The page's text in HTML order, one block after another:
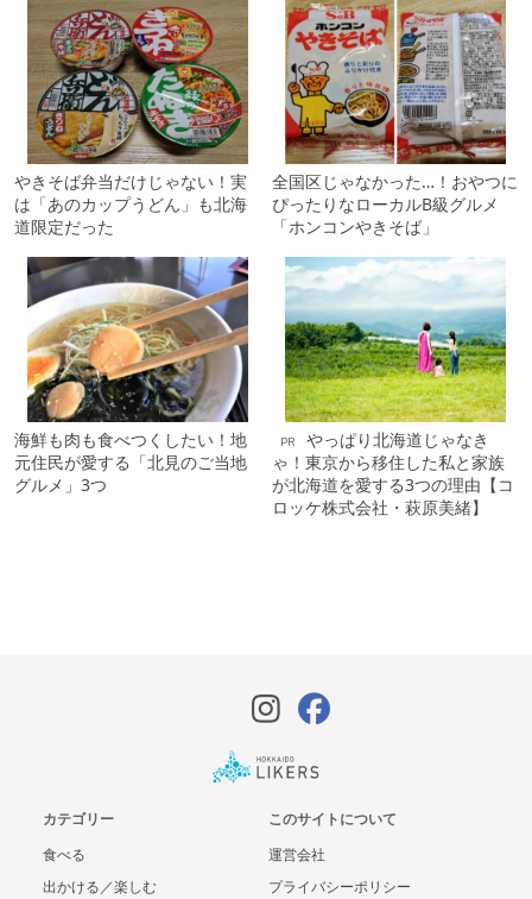
やきそば弁当だけじゃない！実
は「あのカップうどん」も北海
道限定だった
全国区じゃなかった…！おやつに
ぴったりなローカルB級グルメ
「ホンコンやきそば」
海鮮も肉も食べつくしたい！地
元住民が愛する「北見のご当地
グルメ」3つ
PR
やっぱり北海道じゃなき
ゃ！東京から移住した私と家族
が北海道を愛する3つの理由【コ
ロッケ株式会社・萩原美緒】
カテゴリー
食べる
出かける／楽しむ
このサイトについて
運営会社
プライバシーポリシー